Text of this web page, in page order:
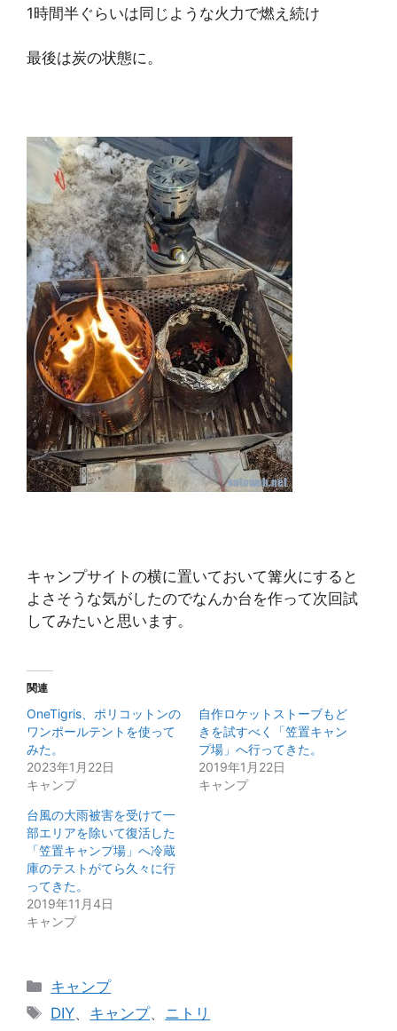
1時間半ぐらいは同じような火力で燃え続け
最後は炭の状態に。
キャンプサイトの横に置いておいて篝火にすると
よさそうな気がしたのでなんか台を作って次回試
してみたいと思います。
関連
OneTigris、ポリコットンの
ワンポールテントを使って
みた。
2023年1月22日
キャンプ
自作ロケットストーブもど
きを試すべく「笠置キャン
プ場」へ行ってきた。
2019年1月22日
キャンプ
台風の大雨被害を受けて一
部エリアを除いて復活した
「笠置キャンプ場」へ冷蔵
庫のテストがてら久々に行
ってきた。
2019年11月4日
キャンプ
カ
テ
キャンプ
タ
DIY、 キャンプ、 ニトリ